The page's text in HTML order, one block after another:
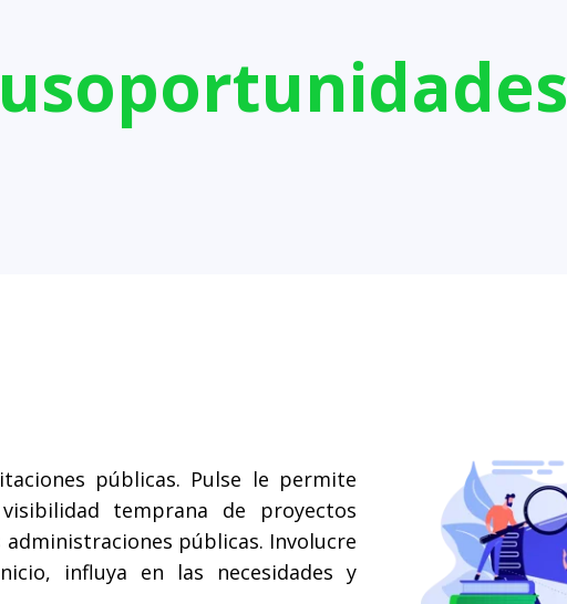
oportunidades
públicas. Pulse le permite
temprana de proyectos
públicas. Involucre
influya en las necesidades y